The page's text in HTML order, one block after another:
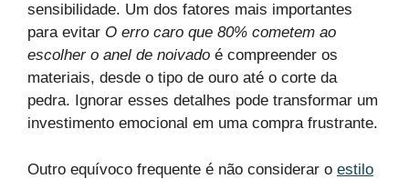
sensibilidade. Um dos fatores mais importantes
para evitar O erro caro que 80% cometem ao
escolher o anel de noivado é compreender os
materiais, desde o tipo de ouro até o corte da
pedra. Ignorar esses detalhes pode transformar um
investimento emocional em uma compra frustrante.
Outro equívoco frequente é não considerar o estilo